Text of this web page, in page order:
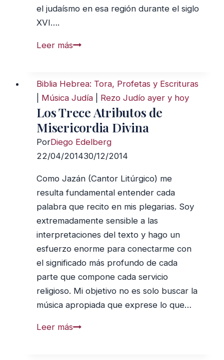
el judaísmo en esa región durante el siglo
XVI….
Leer másCabalá
comunidad
judía
de
Tzfat
durante
el
XVI
Biblia Hebrea: Tora, Profetas y Escrituras
Música Judía Rezo Judío ayer y hoy
Los Trece Atributos de
Misericordia Divina
PorDiego Edelberg
22/04/201430/12/2014
Como Jazán (Cantor Litúrgico) me
resulta fundamental entender cada
palabra que recito en mis plegarias. Soy
extremadamente sensible a las
interpretaciones del texto y hago un
esfuerzo enorme para conectarme con
el significado más profundo de cada
parte que compone cada servicio
religioso. Mi objetivo no es solo buscar la
música apropiada que exprese lo que…
Leer másLos